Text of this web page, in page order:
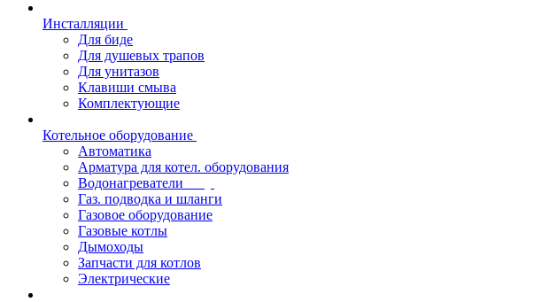
Инсталляции
Для биде
Для душевых трапов
Для унитазов
Клавиши смыва
Комплектующие
Котельное оборудование
Автоматика
Арматура для котел. оборудования
Водонагреватели
Газ. подводка и шланги
Газовое оборудование
Газовые котлы
Дымоходы
Запчасти для котлов
Электрические